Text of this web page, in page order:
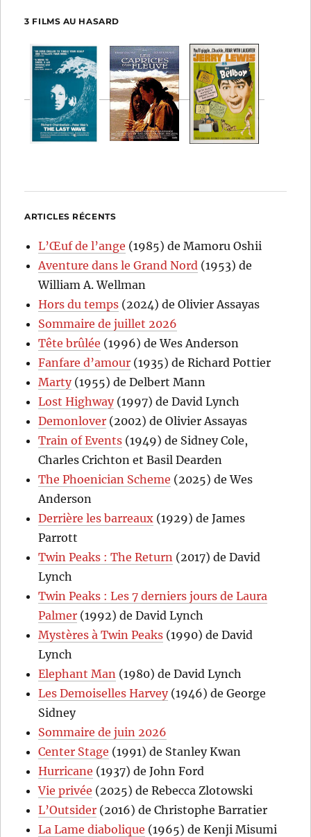
3 FILMS AU HASARD
ARTICLES RÉCENTS
L’Œuf de l’ange (1985) de Mamoru Oshii
Aventure dans le Grand Nord (1953) de
William A. Wellman
Hors du temps (2024) de Olivier Assayas
Sommaire de juillet 2026
Tête brûlée (1996) de Wes Anderson
Fanfare d’amour (1935) de Richard Pottier
Marty(1955) de Delbert Mann
Lost Highway(1997) de David Lynch
Demonlover (2002) de Olivier Assayas
Train of Events (1949) de Sidney Cole,
Charles Crichton et Basil Dearden
The Phoenician Scheme (2025) de Wes
Anderson
Derrière les barreaux (1929) de James
Parrott
Twin Peaks : The Return (2017) de David
Lynch
Twin Peaks : Les 7 derniers jours de Laura
Palmer (1992) de David Lynch
Mystères à Twin Peaks (1990) de David
Lynch
Elephant Man (1980) de David Lynch
Les Demoiselles Harvey(1946) de George
Sidney
Sommaire de juin 2026
Center Stage (1991) de Stanley Kwan
Hurricane (1937) de John Ford
Vie privée (2025) de Rebecca Zlotowski
L’Outsider (2016) de Christophe Barratier
La Lame diabolique (1965) de Kenji Misumi